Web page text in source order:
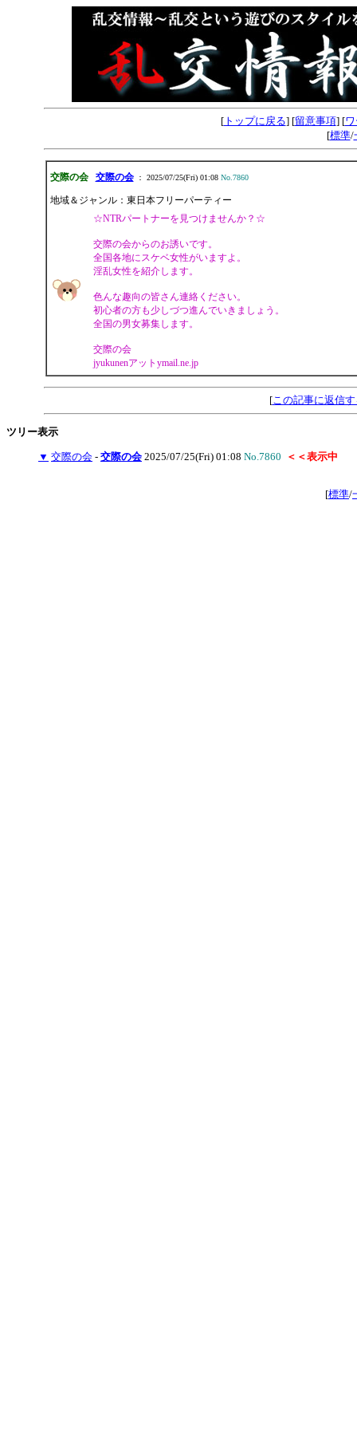
[トップに戻る] [留意事項] [ワ
[標準/
交際の会 交際の会： 2025/07/25(Fri) 01:08 No.7860
地域＆ジャンル：東日本フリーパーティー
☆NTRパートナーを見つけませんか？☆
交際の会からのお誘いです。
全国各地にスケベ女性がいますよ。
淫乱女性を紹介します。
色んな趣向の皆さん連絡ください。
初心者の方も少しづつ進んでいきましょう。
全国の男女募集します。
交際の会
jyukunenアットymail.ne.jp
[この記事に返信す
ツリー表示
▼ 交際の会 - 交際の会 2025/07/25(Fri) 01:08 No.7860 ＜＜表示中
[標準/